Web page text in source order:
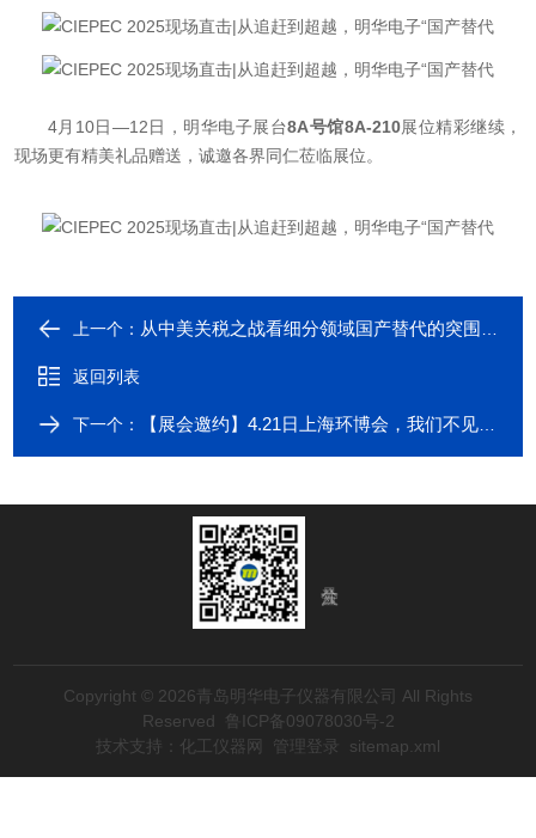
4月10日—12日，明华电子展台8A号馆8A-210展位精彩继续，
现场更有精美礼品赠送，诚邀各界同仁莅临展位。
上一个： 从中美关税之战看细分领域国产替代的突围之路
返回列表
下一个： 【展会邀约】4.21日上海环博会，我们不见不散！
Copyright © 2026青岛明华电子仪器有限公司 All Rights
Reserved 鲁ICP备09078030号-2
技术支持： 化工仪器网 管理登录 sitemap.xml